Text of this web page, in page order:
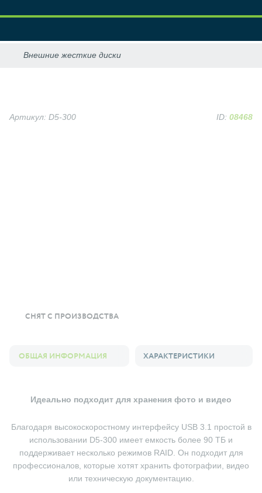
СНЯТ С ПРОИЗВОДСТВА
Артикул: D5-300 ID: 08468
ОБЩАЯ ИНФОРМАЦИЯ ХАРАКТЕРИСТИКИ
Идеально подходит для хранения фото и видео
Благодаря высокоскоростному интерфейсу USB 3.1 простой в
использовании D5-300 имеет емкость более 90 ТБ и
поддерживает несколько режимов RAID. Он подходит для
профессионалов, которые хотят хранить фотографии, видео
или техническую документацию.